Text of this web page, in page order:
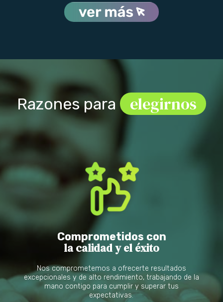
Razones para elegirnos
Comprometidos con
la calidad y el éxito
Nos comprometemos a ofrecerte resultados
excepcionales y de alto rendimiento, trabajando de la
mano contigo para cumplir y superar tus
expectativas.